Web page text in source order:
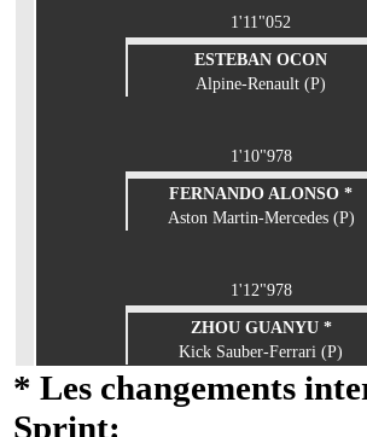
1'11"052
ESTEBAN OCON
Alpine-Renault (P)
1'10"978
FERNANDO ALONSO *
Aston Martin-Mercedes (P)
1'12"978
ZHOU GUANYU *
Kick Sauber-Ferrari (P)
* Les changements
Sprint: